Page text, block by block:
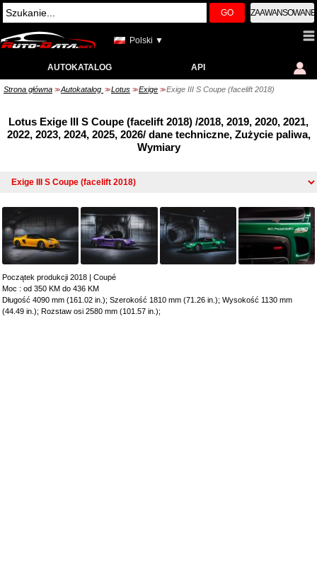
GO ZAAWANSOWANE
Polski ▼
AUTOKATALOG API
Strona główna >> Autokatalog >> Lotus >> Exige >> Exige III S Coupe (facelift 2018)
Lotus Exige III S Coupe (facelift 2018) /2018, 2019, 2020, 2021,
2022, 2023, 2024, 2025, 2026/ dane techniczne, Zużycie paliwa,
Wymiary
Początek produkcji 2018 | Coupé
Moc : od 350 KM do 436 KM
Długość 4090 mm (161.02 in.); Szerokość 1810 mm (71.26 in.); Wysokość 1130 mm
(44.49 in.); Rozstaw osi 2580 mm (101.57 in.);